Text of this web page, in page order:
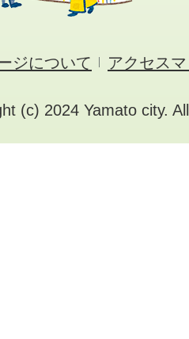
ジについて アクセス
(c) 2024 Yamato city.